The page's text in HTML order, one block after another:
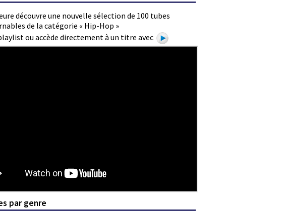
découvre une nouvelle sélection de 100 tubes
de la catégorie « Hip-Hop »
ou accède directement à un titre avec
par genre